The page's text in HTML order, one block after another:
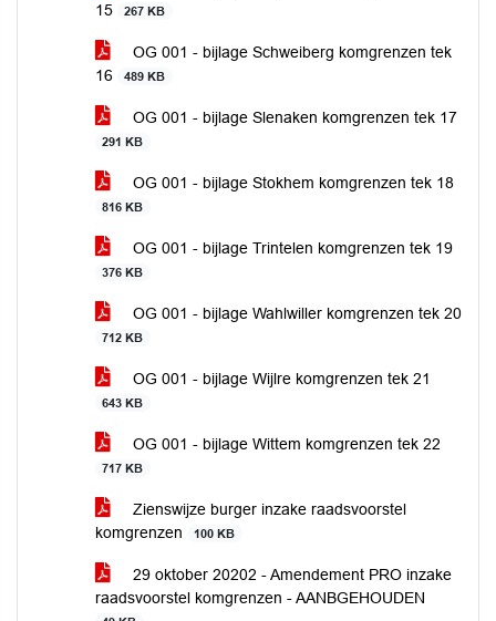
15
267 KB
OG 001 - bijlage Schweiberg komgrenzen tek
16
489 KB
OG 001 - bijlage Slenaken komgrenzen tek 17
291 KB
OG 001 - bijlage Stokhem komgrenzen tek 18
816 KB
OG 001 - bijlage Trintelen komgrenzen tek 19
376 KB
OG 001 - bijlage Wahlwiller komgrenzen tek 20
712 KB
OG 001 - bijlage Wijlre komgrenzen tek 21
643 KB
OG 001 - bijlage Wittem komgrenzen tek 22
717 KB
Zienswijze burger inzake raadsvoorstel
komgrenzen
100 KB
29 oktober 20202 - Amendement PRO inzake
raadsvoorstel komgrenzen - AANBGEHOUDEN